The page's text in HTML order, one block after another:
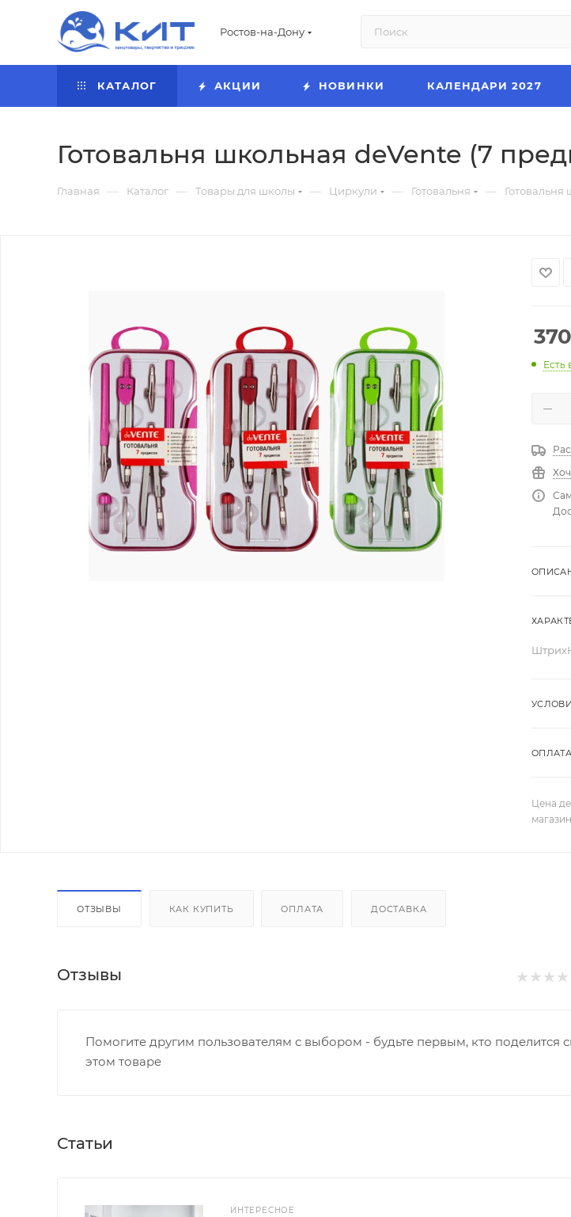
Ростов-на-Дону
КАТАЛОГ АКЦИИ НОВИНКИ КАЛЕНДАРИ 2027
Готовальня школьная deVente (7
Главная — Каталог — Товары для школы — Циркули — Готовальня — Готовальня
370
Есть
Цена
ОТЗЫВЫ КАК КУПИТЬ ОПЛАТА ДОСТАВКА
Отзывы
Помогите другим пользователям с выбором - будьте первым, кто поделится
этом товаре
Статьи
ИНТЕРЕСНОЕ